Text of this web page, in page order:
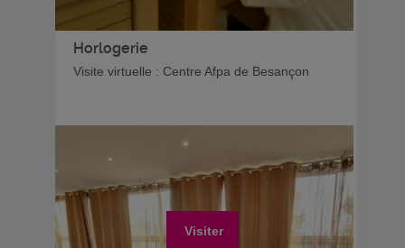
Horlogerie
Visite virtuelle : Centre Afpa de Besançon
Visiter